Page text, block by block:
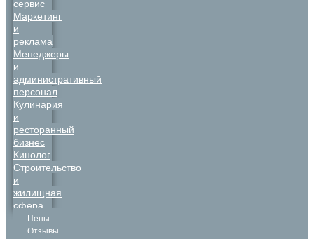
сервис
Маркетинг
и
реклама
Менеджеры
и
административный
персонал
Кулинария
и
ресторанный
бизнес
Кинолог
Строительство
и
жилищная
сфера
Цены
Отзывы